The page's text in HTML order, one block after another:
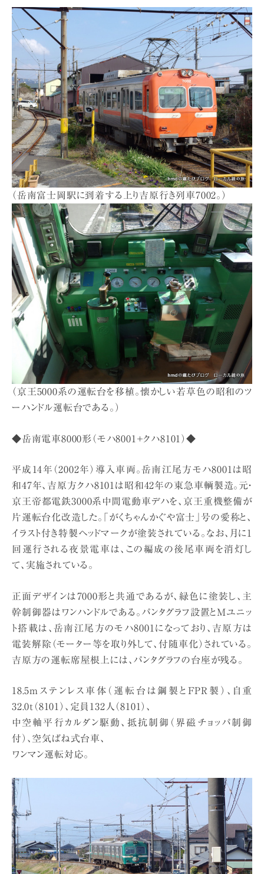
（岳南富士岡駅に到着する上り吉原行き列車7002。）
（京王5000系の運転台を移植。懐かしい若草色の昭和のツ
ーハンドル運転台である。）
◆岳南電車8000形（モハ8001+クハ8101）◆
平成14年（2002年）導入車両。岳南江尾方モハ8001は昭
和47年、吉原方クハ8101は昭和42年の東急車輌製造。元・
京王帝都電鉄3000系中間電動車デハを、京王重機整備が
片運転台化改造した。「がくちゃんかぐや富士」号の愛称と、
イラスト付き特製ヘッドマークが塗装されている。なお、月に1
回運行される夜景電車は、この編成の後尾車両を消灯し
て、実施されている。
正面デザインは7000形と共通であるが、緑色に塗装し、主
幹制御器はワンハンドルである。パンタグラフ設置とMユニッ
ト搭載は、岳南江尾方のモハ8001になっており、吉原方は
電装解除（モーター等を取り外して、付随車化）されている。
吉原方の運転席屋根上には、パンタグラフの台座が残る。
18.5mステンレス車体（運転台は鋼製とFPR製）、自重
32.0t（8101）、定員132人（8101）、
中空軸平行カルダン駆動、抵抗制御（界磁チョッパ制御
付）、空気ばね式台車、
ワンマン運転対応。